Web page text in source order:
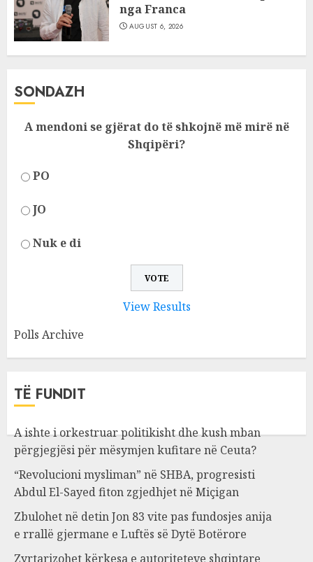
nga Franca
AUGUST 6, 2026
SONDAZH
A mendoni se gjërat do të shkojnë më mirë në
Shqipëri?
PO
JO
Nuk e di
View Results
Polls Archive
TË FUNDIT
A ishte i orkestruar politikisht dhe kush mban
përgjegjësi për mësymjen kufitare në Ceuta?
“Revolucioni mysliman” në SHBA, progresisti
Abdul El-Sayed fiton zgjedhjet në Miçigan
Zbulohet në detin Jon 83 vite pas fundosjes anija
e rrallë gjermane e Luftës së Dytë Botërore
Zyrtarizohet kërkesa e autoriteteve shqiptare